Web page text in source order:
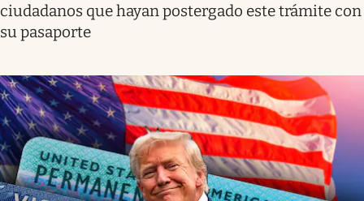
ciudadanos que hayan postergado este trámite con
su pasaporte